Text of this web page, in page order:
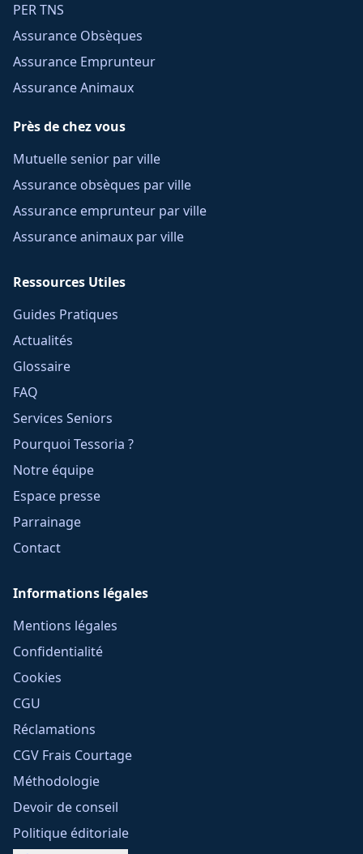
PER TNS
Assurance Obsèques
Assurance Emprunteur
Assurance Animaux
Près de chez vous
Mutuelle senior par ville
Assurance obsèques par ville
Assurance emprunteur par ville
Assurance animaux par ville
Ressources Utiles
Guides Pratiques
Actualités
Glossaire
FAQ
Services Seniors
Pourquoi Tessoria ?
Notre équipe
Espace presse
Parrainage
Contact
Informations légales
Mentions légales
Confidentialité
Cookies
CGU
Réclamations
CGV Frais Courtage
Méthodologie
Devoir de conseil
Politique éditoriale